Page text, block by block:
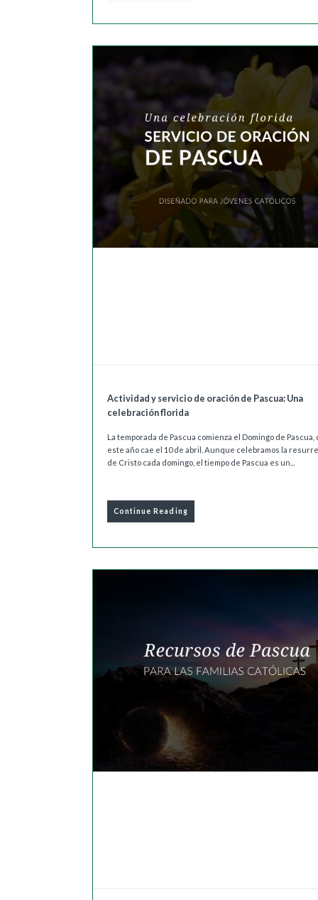
Actividad y servicio de oración de Pascua: Una
celebración florida
La temporada de Pascua comienza el Domingo de Pascua,
este año cae el 10 de abril. Aunque celebramos la
de Cristo cada domingo, el tiempo de Pascua es un...
Continue Reading